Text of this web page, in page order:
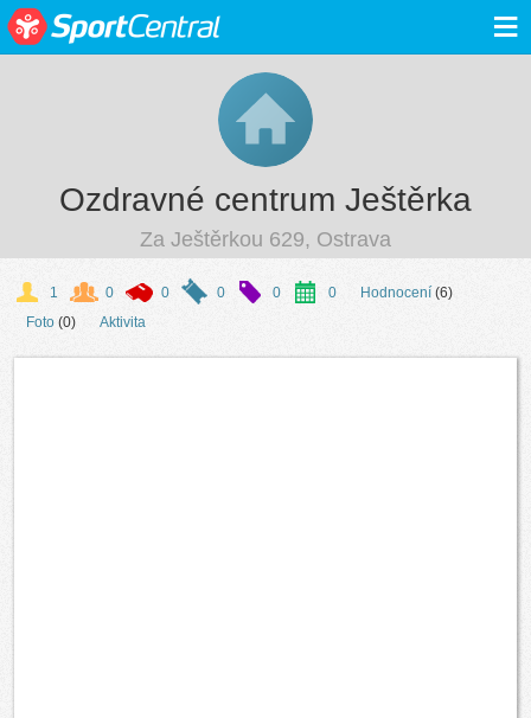
≡
Ozdravné centrum Ještěrka
Za Ještěrkou 629, Ostrava
1 0 0 0 0 0 Hodnocení (6)
Foto (0) Aktivita